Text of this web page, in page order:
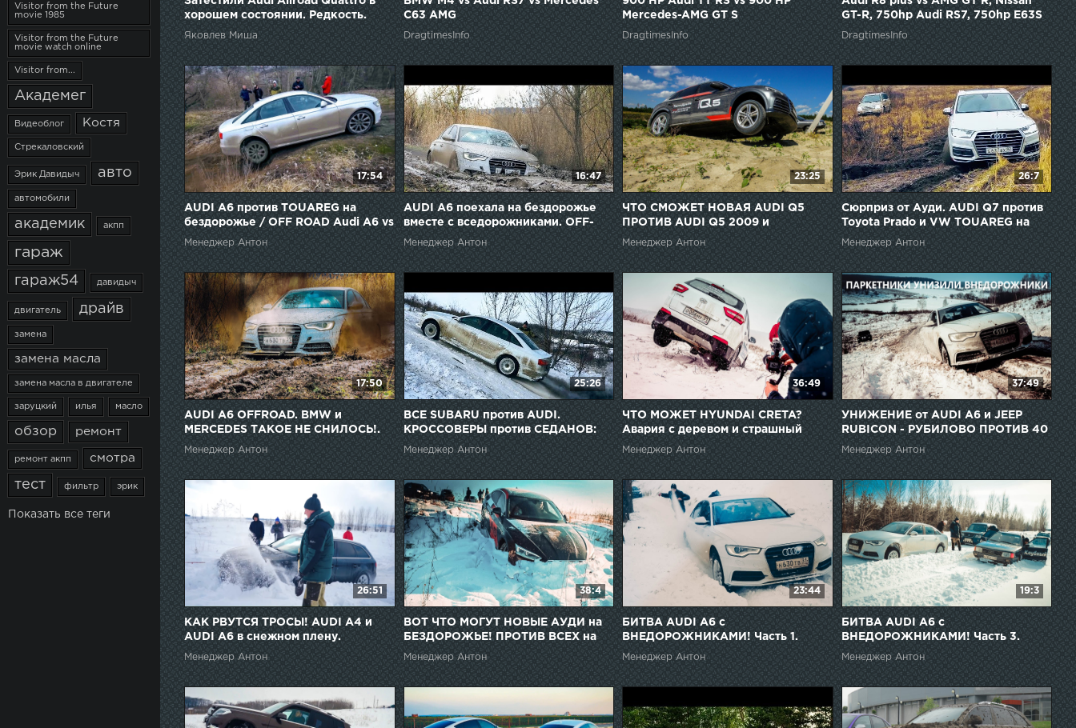
Visitor from the Future
movie 1985
Visitor from the Future
movie watch online
Visitor from...
Академег
Видеоблог Костя
Стрекаловский
Эрик Давидыч авто
автомобили
академик акпп
гараж
гараж54 давидыч
двигатель драйв
замена
замена масла
замена масла в двигателе
заруцкий илья масло
обзор ремонт
ремонт акпп смотра
тест фильтр эрик
Показать все теги
хорошем состоянии. Редкость.
Яковлев Миша
C63 AMG
DragtimesInfo
Mercedes-AMG GT S
DragtimesInfo
GT-R, 750hp Audi RS7, 750hp E63S
AMG. Unlim 500+ highlights.
DragtimesInfo
17:54
AUDI A6 против TOUAREG на
бездорожье / OFF ROAD Audi A6 vs
Touareg
Менеджер Антон
16:47
AUDI A6 поехала на бездорожье
вместе с вседорожниками. OFF-
ROAD
Менеджер Антон
23:25
ЧТО СМОЖЕТ НОВАЯ AUDI Q5
ПРОТИВ AUDI Q5 2009 и
настоящей AUDI 100?
Менеджер Антон
26:7
Сюрприз от Ауди. AUDI Q7 против
Toyota Prado и VW TOUAREG на
бездорожье / Оффроад покатушка
Менеджер Антон
17:50
AUDI A6 OFFROAD. BMW и
MERCEDES ТАКОЕ НЕ СНИЛОСЬ!.
BEST COMPILATION AUDI
OFFROAD
Менеджер Антон
25:26
ВСЕ SUBARU против AUDI.
КРОССОВЕРЫ против СЕДАНОВ:
BMW X3 , Audi A6 и A4 , Tiguan ,
Subaru Forester
Менеджер Антон
36:49
ЧТО МОЖЕТ HYUNDAI CRETA?
Авария с деревом и страшный
спуск. ЧТО СМОЖЕТ КРЕТА
ПРОТИВ ВНЕДОРОЖНИКОВ!
Менеджер Антон
37:49
УНИЖЕНИЕ от AUDI A6 и JEEP
RUBICON - РУБИЛОВО ПРОТИВ 40
КРОССОВЕРОВ. Паркетники
унизили внедорожники
Менеджер Антон
26:51
КАК РВУТСЯ ТРОСЫ! AUDI A4 и
AUDI A6 в снежном плену.
ОФФРОАД
Менеджер Антон
38:4
ВОТ ЧТО МОГУТ НОВЫЕ АУДИ на
БЕЗДОРОЖЬЕ! ПРОТИВ ВСЕХ на
AUDI Q7, Q5 , A5 и A6! AUDI
OFFROAD и ДРИФТ
Менеджер Антон
23:44
БИТВА AUDI A6 с
ВНЕДОРОЖНИКАМИ! Часть 1.
ШОКИРОВАЛ ВОРОНЕЖ.
Менеджер Антон
19:3
БИТВА AUDI A6 с
ВНЕДОРОЖНИКАМИ! Часть 3.
BMW X5 в глубоком снегу.
Менеджер Антон